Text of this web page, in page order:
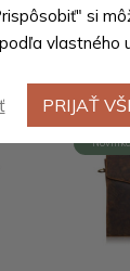
si
vlastného
PRIJAŤ